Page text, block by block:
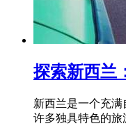
探索新西兰
新西兰是一个充
许多独具特色的